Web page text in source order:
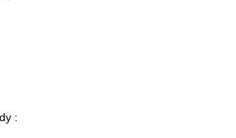
: